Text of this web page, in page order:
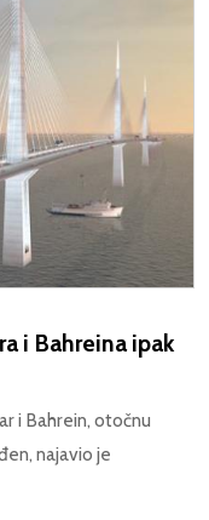
i Bahreina ipak
i Bahrein, otočnu
najavio je